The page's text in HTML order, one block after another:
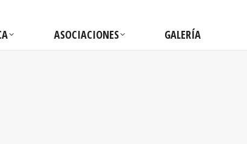
ASOCIACIONES GALERÍA